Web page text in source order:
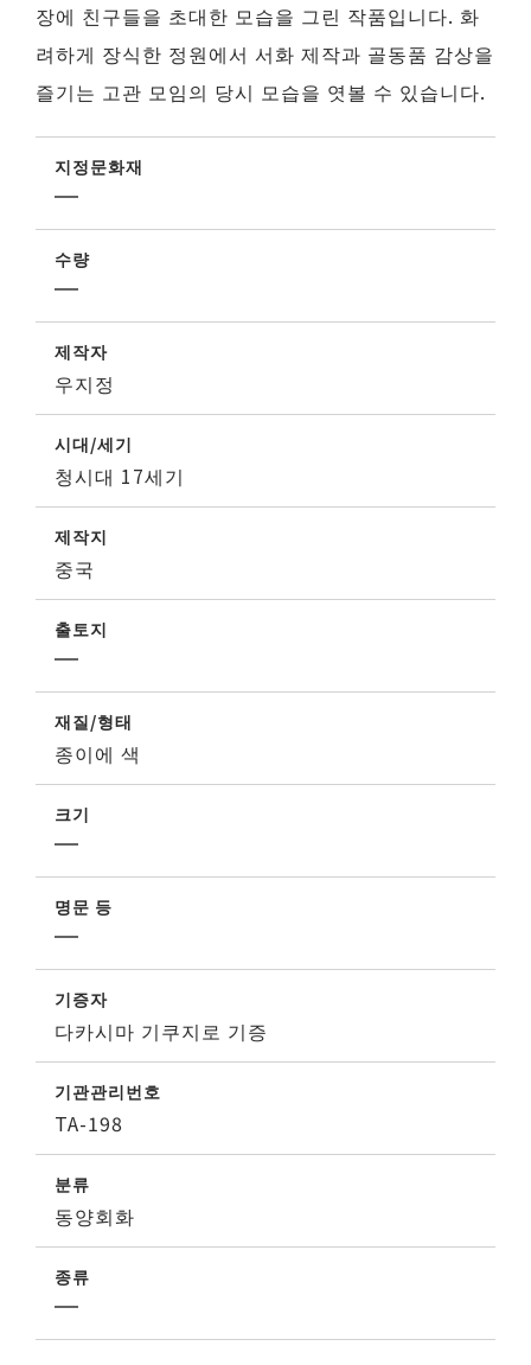
장에 친구들을 초대한 모습을 그린 작품입니다. 화
려하게 장식한 정원에서 서화 제작과 골동품 감상을
즐기는 고관 모임의 당시 모습을 엿볼 수 있습니다.
지정문화재
수량
제작자
우지정
시대/세기
청시대 17세기
제작지
중국
출토지
재질/형태
종이에 색
크기
명문 등
기증자
다카시마 기쿠지로 기증
기관관리번호
TA-198
분류
동양회화
종류